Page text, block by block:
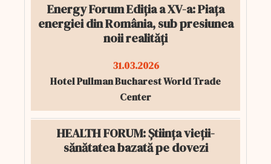
Energy Forum Ediția a XV-a: Piața
energiei din România, sub presiunea
noii realități
31.03.2026
Hotel Pullman Bucharest World Trade
Center
HEALTH FORUM: Știința vieții-
sănătatea bazată pe dovezi